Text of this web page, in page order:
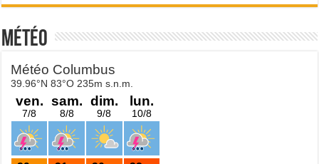
Météo